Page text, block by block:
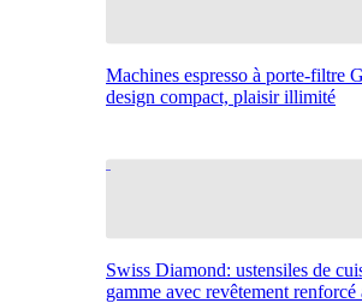
Machines espresso à porte-filtre
design compact, plaisir illimité
Swiss Diamond: ustensiles de
gamme avec revêtement renforcé